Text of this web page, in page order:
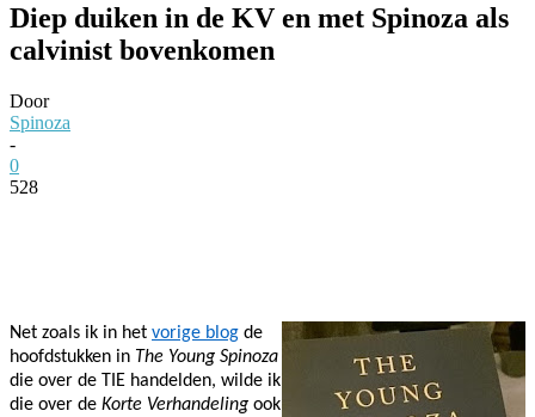
Diep duiken in de KV en met Spinoza als
calvinist bovenkomen
Door
Spinoza
-
0
528
Net zoals ik in het vorige blog de
hoofdstukken in The Young Spinoza
die over de TIE handelden, wilde ik
die over de Korte Verhandeling ook